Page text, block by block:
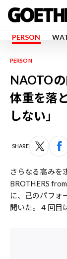
PERSON
PERSON
NAOTO
体重を落
しない」
SHARE
さらなる高みを
BROTHERS
に、己のパフォ
聞いた。４回目